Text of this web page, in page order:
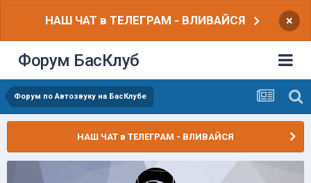
НАШ ЧАТ в ТЕЛЕГРАМ - ВЛИВАЙСЯ ×
Форум БасКлуб
Форум по Автозвуку на БасКлубе
НАШ ЧАТ в ТЕЛЕГРАМ - ВЛИВАЙСЯ